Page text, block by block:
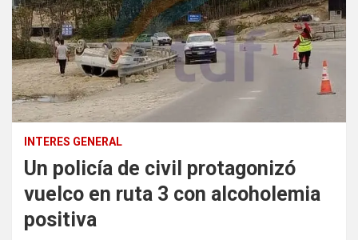
INTERES GENERAL
Un policía de civil protagonizó
vuelco en ruta 3 con alcoholemia
positiva